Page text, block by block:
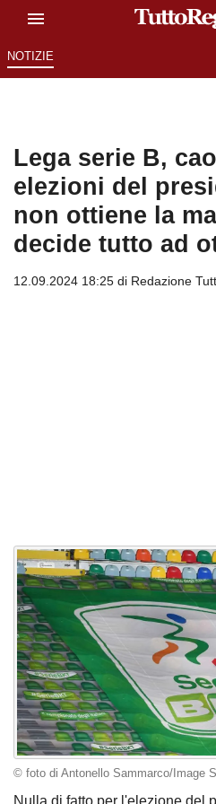
NOTIZIE
Lega serie B,
elezioni del
non ottiene la
decide tutto ad
12.09.2024 18:25 di Redazione
© foto di Antonello Sammarco/Image